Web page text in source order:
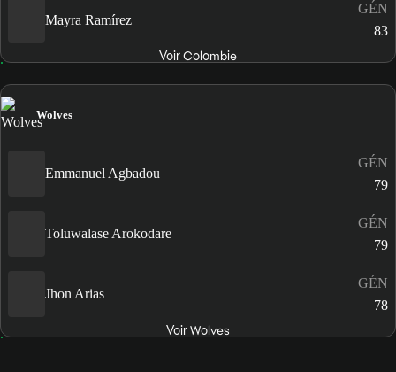
Mayra Ramírez
GÉN
83
Voir Colombie
Wolves
Emmanuel Agbadou
GÉN
79
Toluwalase Arokodare
GÉN
79
Jhon Arias
GÉN
78
Voir Wolves